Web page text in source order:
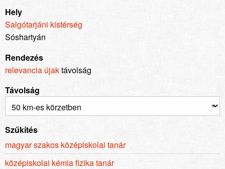
Hely
Salgótarjáni kistérség
Sóshartyán
Rendezés
relevancia újaktávolság
Távolság
Szűkítés
magyar szakos középiskolai tanár
középiskolai kémia fizika tanár